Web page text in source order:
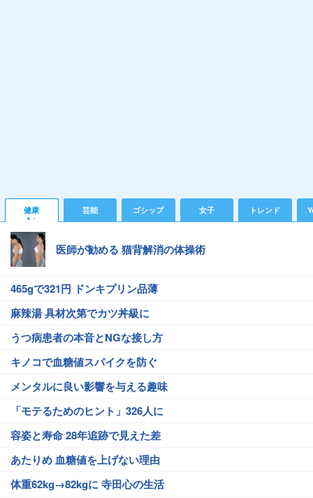
健康 芸能 ゴシップ 女子 トレンド
医師が勧める 猫背解消の体操術
465gで321円 ドンキプリン品薄
麻辣湯 具材次第でカツ丼級に
うつ病患者の本音とNGな接し方
キノコで血糖値スパイクを防ぐ
メンタルに良い影響を与える趣味
「モテるためのヒント」326人に
容姿と寿命 28年追跡で見えた差
あたりめ 血糖値を上げない理由
体重62kg→82kgに 寺田心の生活